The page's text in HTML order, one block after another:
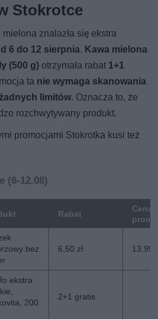
Stokrotce
znalazła się ekstra
6 do 12 sierpnia. Kawa mielona
(500 g) otrzymała rabat 1+1
ta nie wymaga skanowania
limitów. Oznacza to, że
rozchwytywany produkt.
promocjami Stokrotka kusi też
(6-12.08)
Rabat
Cena
bez
6,50 zł 13,99
ekstra
200
2+1 gratis